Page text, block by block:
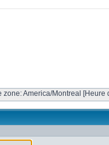
zone: America/Montreal [Heure